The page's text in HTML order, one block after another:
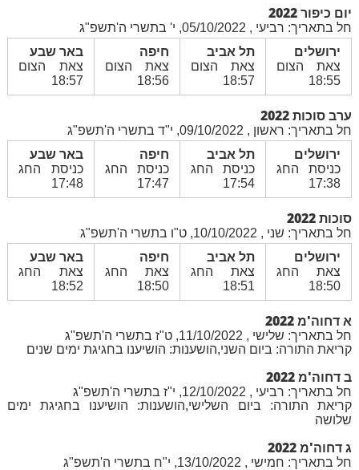
יום כיפור 2022
חל בתאריך: רביעי , 05/10/2022, י' בתשרי ה'תשפ"ג
ירושלים
צאת הצום
18:55
תל אביב
צאת הצום
18:57
חיפה
צאת הצום
18:56
באר שבע
צאת הצום
18:57
ערב סוכות 2022
חל בתאריך: ראשון , 09/10/2022, י"ד בתשרי ה'תשפ"ג
ירושלים
כניסת החג
17:38
תל אביב
כניסת החג
17:54
חיפה
כניסת החג
17:47
באר שבע
כניסת החג
17:48
סוכות 2022
חל בתאריך: שני , 10/10/2022, ט"ו בתשרי ה'תשפ"ג
ירושלים
צאת החג
18:50
תל אביב
צאת החג
18:51
חיפה
צאת החג
18:50
באר שבע
צאת החג
18:52
א דחוה'מ 2022
חל בתאריך: שלישי , 11/10/2022, ט"ז בתשרי ה'תשפ"ג
קריאת התורה: ביום השני,הושענות: הושיענו בחגיגת ימים שנים
ב דחוה'מ 2022
חל בתאריך: רביעי , 12/10/2022, י"ז בתשרי ה'תשפ"ג
קריאת התורה: ביום השלישי,הושענות: הושיענו בחגיגת ימים
שלושה
ג דחוה'מ 2022
חל בתאריך: חמישי , 13/10/2022, י"ח בתשרי ה'תשפ"ג